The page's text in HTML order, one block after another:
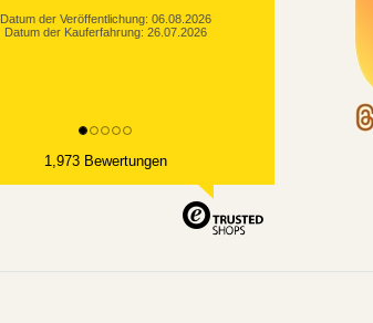
Datum der Veröffentlichung: 06.08.2026
Datum der Kauferfahrung: 26.07.2026
1,973 Bewertungen